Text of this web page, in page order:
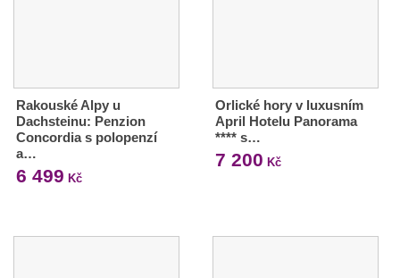
Rakouské Alpy u
Dachsteinu: Penzion
Concordia s polopenzí
a…
6 499 Kč
Orlické hory v luxusním
April Hotelu Panorama
**** s…
7 200 Kč